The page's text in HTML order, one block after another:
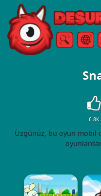
Free Online
Arama
6.8K
Üzgünüz, bu oyun mobil